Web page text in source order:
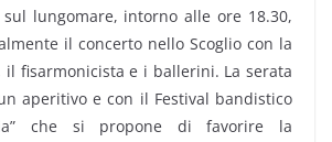
lungomare, intorno alle ore 18.30,
il concerto nello Scoglio con la
il fisarmonicista e i ballerini. La serata
aperitivo e con il Festival bandistico
che si propone di favorire la